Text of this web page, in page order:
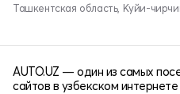
Ташкентская область, Куйи-
AUTO.UZ — один из самых
сайтов в узбекском интернете